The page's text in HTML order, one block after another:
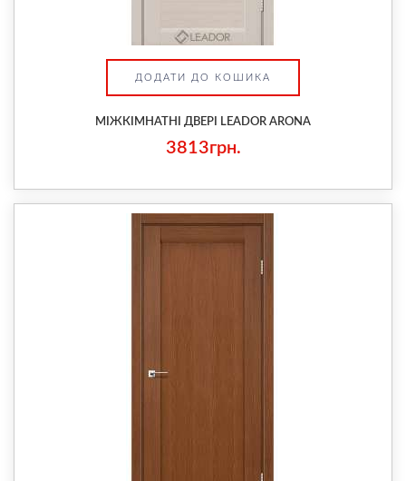
ДОДАТИ ДО КОШИКА
МІЖКІМНАТНІ ДВЕРІ LEADOR ARONA
3813грн.